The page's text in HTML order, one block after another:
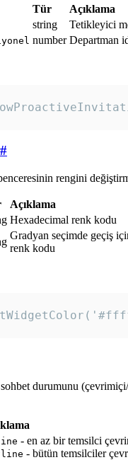
Tür
Açıklama
string
Tetikleyici
number Departman
#
rengini
Açıklama
Hexadecimal renk kodu
Gradyan seçimde geçiş
renk kodu
durumunu (çevrimiçi/
- en az bir temsilci
- bütün temsilciler